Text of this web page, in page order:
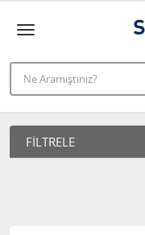
FILTRELE